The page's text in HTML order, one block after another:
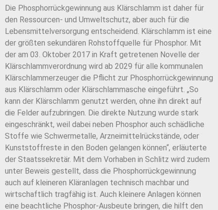
Die Phosphorrückgewinnung aus Klärschlamm ist daher für
den Ressourcen- und Umweltschutz, aber auch für die
Lebensmittelversorgung entscheidend. Klärschlamm ist eine
der größten sekundären Rohstoffquelle für Phosphor. Mit
der am 03. Oktober 2017 in Kraft getretenen Novelle der
Klärschlammverordnung wird ab 2029 für alle kommunalen
Klärschlammerzeuger die Pflicht zur Phosphorrückgewinnung
aus Klärschlamm oder Klärschlammasche eingeführt. „So
kann der Klärschlamm genutzt werden, ohne ihn direkt auf
die Felder aufzubringen. Die direkte Nutzung wurde stark
eingeschränkt, weil dabei neben Phosphor auch schädliche
Stoffe wie Schwermetalle, Arzneimittelrückstände, oder
Kunststoffreste in den Boden gelangen können“, erläuterte
der Staatssekretär. Mit dem Vorhaben in Schlitz wird zudem
unter Beweis gestellt, dass die Phosphorrückgewinnung
auch auf kleineren Kläranlagen technisch machbar und
wirtschaftlich tragfähig ist. Auch kleinere Anlagen können
eine beachtliche Phosphor-Ausbeute bringen, die hilft den